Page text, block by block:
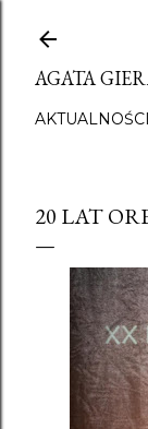
AGATA
AKTUALNOŚCI
20 LAT